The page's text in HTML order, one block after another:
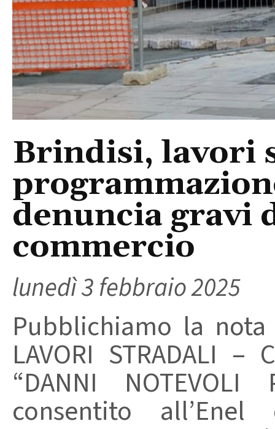
Brindisi, lavori
denuncia gravi
commercio
lunedì 3 febbraio 2025
Pubblichiamo la
LAVORI STRADALI –
“DANNI NOTEVOLI
consentito